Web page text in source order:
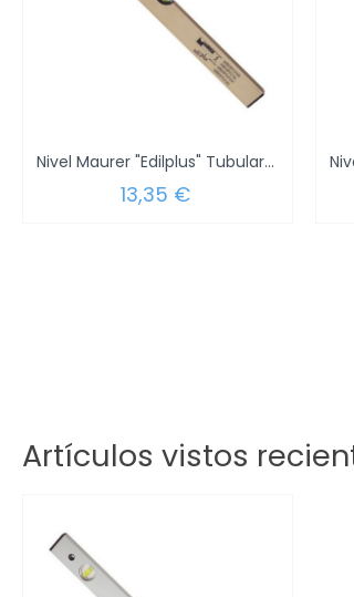
Nivel Maurer "Edilplus" Tubular 40 cm.
13,35 €
Artículos vistos